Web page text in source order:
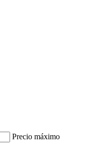
Precio máximo